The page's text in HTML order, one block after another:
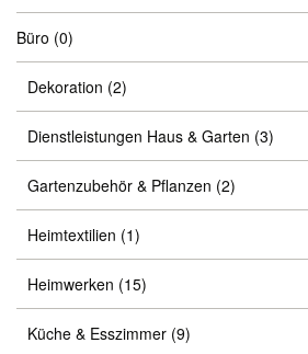
Büro (0)
Dekoration (2)
Dienstleistungen Haus & Garten (3)
Gartenzubehör & Pflanzen (2)
Heimtextilien (1)
Heimwerken (15)
Küche & Esszimmer (9)